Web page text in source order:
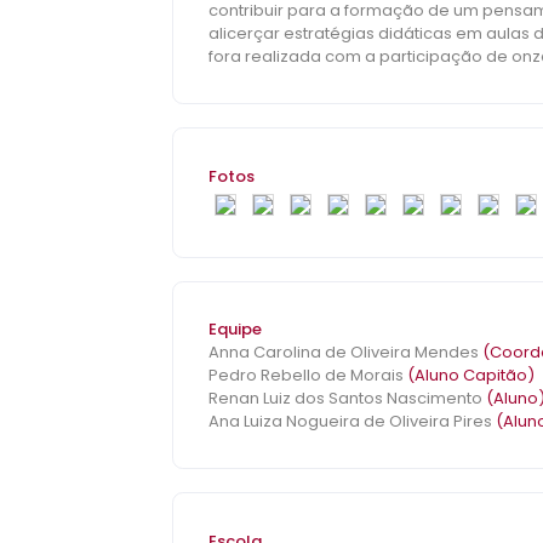
contribuir para a formação de um
alicerçar estratégias didáticas em aulas
fora realizada com a participação de
exequibilidade em aulas de Genética ao
contribui para o aprendizado de alguns
estreito com a pesquisa científica,
Fotos
Equipe
Anna Carolina de Oliveira Mendes
Pedro Rebello de Morais (Aluno Capitão)
Renan Luiz dos Santos Nascimento (Aluno)
Ana Luiza Nogueira de Oliveira Pires